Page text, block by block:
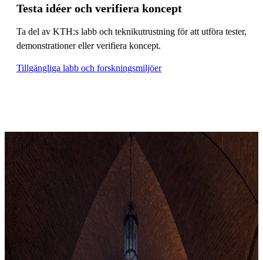
Testa idéer och verifiera koncept
Ta del av KTH:s labb och teknikutrustning för att utföra tester,
demonstrationer eller verifiera koncept.
Tillgängliga labb och forskningsmiljöer